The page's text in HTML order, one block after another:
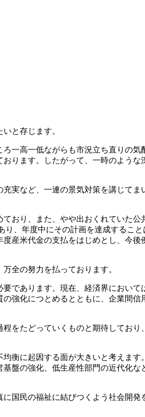
と存じます。
一高一低ながらも市況立ち直りの気
ります。したがって、一時のような
実など、一連の景気対策を講じてま
おり、また、やや出おくれていた公
、年度中にその計画を達成するこ
産米代金の支払をはじめとし、今
全の努力を払っております。
であります。現在、経済界において
強化につとめるとともに、企業間信
をたどっていくものと期待しており
衡に起因する面が大きいと考えます
盤の強化、低生産性部門の近代化な
国民の福祉に結びつくよう社会開発